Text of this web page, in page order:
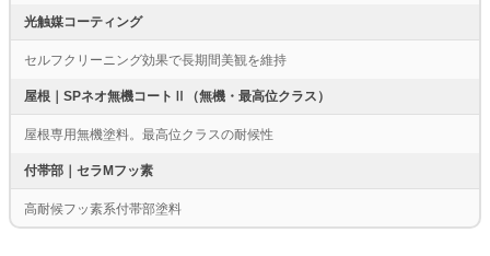
光触媒コーティング
セルフクリーニング効果で長期間美観を維持
屋根｜SPネオ無機コートⅡ（無機・最高位クラス）
屋根専用無機塗料。最高位クラスの耐候性
付帯部｜セラMフッ素
高耐候フッ素系付帯部塗料